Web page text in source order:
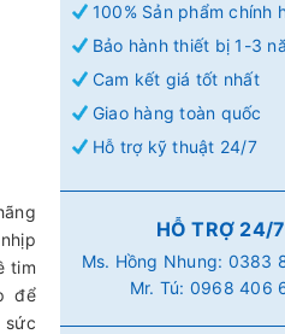
tim
để
100% Sản phẩm chính
Bảo hành thiết bị 1-3
Cam kết giá tốt nhất
Giao hàng toàn quốc
Hỗ trợ kỹ thuật 24/7
HỖ TRỢ 24/7
Ms. Hồng Nhung: 0383
Mr. Tú: 0968 406